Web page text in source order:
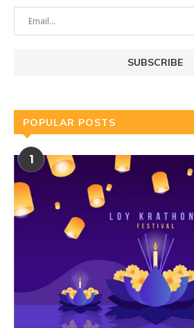
POPULAR POSTS
1